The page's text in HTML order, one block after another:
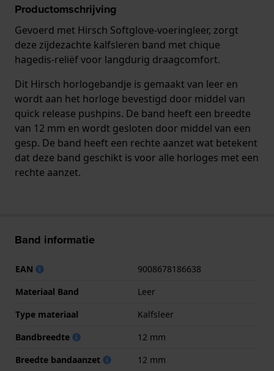
Productomschrijving
Gevoerd met Hirsch Softglove-voeringleer, zorgt
deze zijdezachte kalfsleren band met chique
hagedis-reliëf voor langdurig draagcomfort.
Dit Hirsch horlogebandje is gemaakt van leer en
wordt aan het horloge bevestigd door middel van
quick release pushpins. De band heeft een breedte
van 12 mm en wordt gesloten door middel van een
gesp. De band heeft een rechte aanzet wat betekent
dat deze band geschikt is voor alle horloges met een
rechte aanzet.
Band informatie
EAN
9008678186638
Materiaal Band
Leer
Type materiaal
Kalfsleer
Bandbreedte
12 mm
Breedte bandaanzet
12 mm